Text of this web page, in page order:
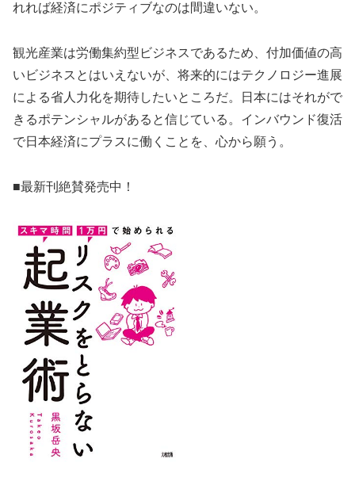
れれば経済にポジティブなのは間違いない。
観光産業は労働集約型ビジネスであるため、付加価値の高
いビジネスとはいえないが、将来的にはテクノロジー進展
による省人力化を期待したいところだ。日本にはそれがで
きるポテンシャルがあると信じている。インバウンド復活
で日本経済にプラスに働くことを、心から願う。
■最新刊絶賛発売中！